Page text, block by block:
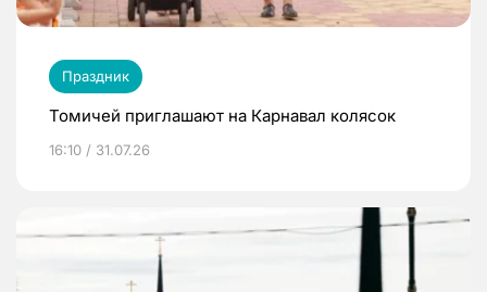
Праздник
Томичей приглашают на Карнавал колясок
16:10 / 31.07.26